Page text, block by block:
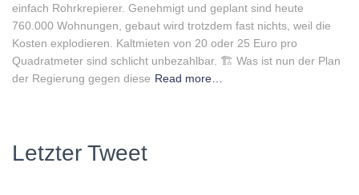
einfach Rohrkrepierer. Genehmigt und geplant sind heute
760.000 Wohnungen, gebaut wird trotzdem fast nichts, weil die
Kosten explodieren. Kaltmieten von 20 oder 25 Euro pro
Quadratmeter sind schlicht unbezahlbar. 🏗 Was ist nun der Plan
der Regierung gegen diese Read more…
Letzter Tweet